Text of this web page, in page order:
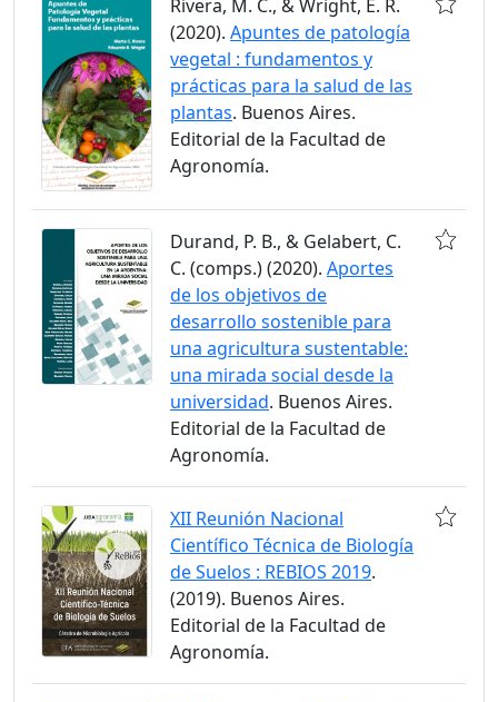
Rivera, M. C., & Wright, E. R.
(2020). Apuntes de patología
vegetal : fundamentos y
prácticas para la salud de las
plantas. Buenos Aires.
Editorial de la Facultad de
Agronomía.
Durand, P. B., & Gelabert, C.
C. (comps.) (2020). Aportes
de los objetivos de
desarrollo sostenible para
una agricultura sustentable:
una mirada social desde la
universidad. Buenos Aires.
Editorial de la Facultad de
Agronomía.
XII Reunión Nacional
Científico Técnica de Biología
de Suelos : REBIOS 2019.
(2019). Buenos Aires.
Editorial de la Facultad de
Agronomía.